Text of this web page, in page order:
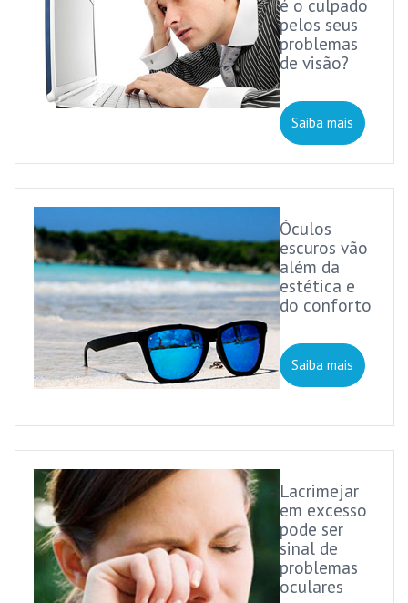
é o culpado
pelos seus
problemas
de visão?
Saiba mais
Óculos
escuros vão
além da
estética e
do conforto
Saiba mais
Lacrimejar
em excesso
pode ser
sinal de
problemas
oculares